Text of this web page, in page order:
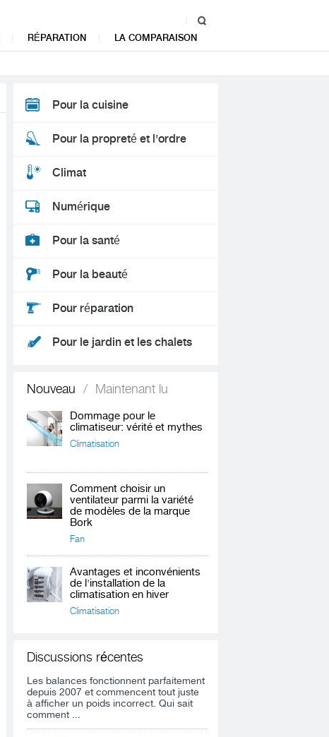
RÉPARATION LA COMPARAISON
Pour la cuisine
Pour la propreté et l'ordre
Climat
Numérique
Pour la santé
Pour la beauté
Pour réparation
Pour le jardin et les chalets
Nouveau / Maintenant lu
Dommage pour le
climatiseur: vérité et mythes
Climatisation
Comment choisir un
ventilateur parmi la variété
de modèles de la marque
Bork
Fan
Avantages et inconvénients
de l'installation de la
climatisation en hiver
Climatisation
Discussions récentes
Les balances fonctionnent parfaitement
depuis 2007 et commencent tout juste
à afficher un poids incorrect. Qui sait
comment ...